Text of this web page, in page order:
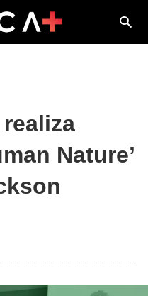
Nature’